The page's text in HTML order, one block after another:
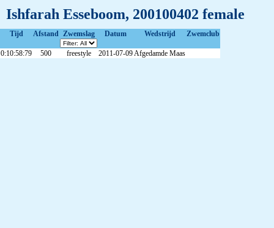
Ishfarah Esseboom, 200100402 female
Tijd Afstand Zwemslag Datum Wedstrijd Zwemclub
0:10:58:79 500 freestyle 2011-07-09Afgedamde Maas